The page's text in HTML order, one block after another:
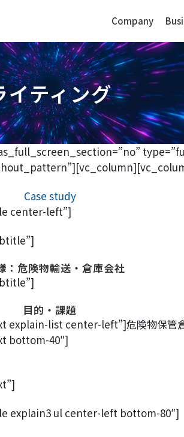
Company
Goods
Material, Other Materials)
in production goods
material, other materials)
items
Sensors
イティング
Case study
center-left”]
：危険物輸送・倉庫会社
目的・課題
list center-left”]危険物保管倉
bottom-40″]
explain3 ul center-left bottom-80″]